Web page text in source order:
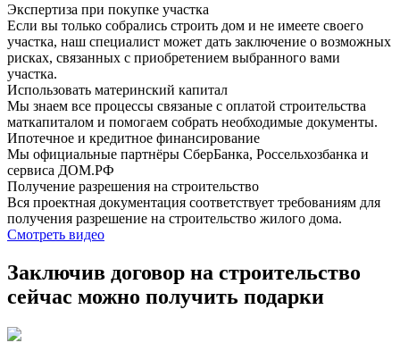
Экспертиза при покупке участка
Если вы только собрались строить дом и не имеете своего
участка, наш специалист может дать заключение о возможных
рисках, связанных с приобретением выбранного вами
участка.
Использовать материнский капитал
Мы знаем все процессы связаные с оплатой строительства
маткапиталом и помогаем собрать необходимые документы.
Ипотечное и кредитное финансирование
Мы официальные партнёры СберБанка, Россельхозбанка и
сервиса ДОМ.РФ
Получение разрешения на строительство
Вся проектная документация соответствует требованиям для
получения разрешение на строительство жилого дома.
Смотреть видео
Заключив договор на строительство
сейчас можно получить подарки